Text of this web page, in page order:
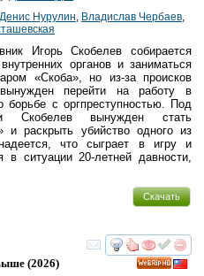
Денис Нурулин, Владислав Чербаев,
Игорь Скобелев собирается
органов и заниматься
«Скоба», но из-за происков
перейти на работу в
борьбе с оргпреступностью. Под
Скобелев вынужден стать
и раскрыть убийство одного из
что сыграет в игру и
в ситуации 20-летней давности,
Скачать
смотреть
(2026)